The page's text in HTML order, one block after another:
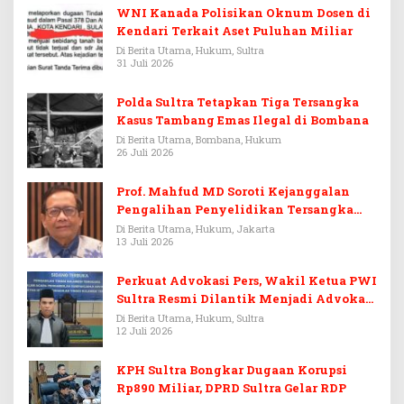
WNI Kanada Polisikan Oknum Dosen di
Kendari Terkait Aset Puluhan Miliar
Di Berita Utama, Hukum, Sultra
31 Juli 2026
Polda Sultra Tetapkan Tiga Tersangka
Kasus Tambang Emas Ilegal di Bombana
Di Berita Utama, Bombana, Hukum
26 Juli 2026
Prof. Mahfud MD Soroti Kejanggalan
Pengalihan Penyelidikan Tersangka
Febrie Adriansyah
Di Berita Utama, Hukum, Jakarta
13 Juli 2026
Perkuat Advokasi Pers, Wakil Ketua PWI
Sultra Resmi Dilantik Menjadi Advokat
PERADI
Di Berita Utama, Hukum, Sultra
12 Juli 2026
KPH Sultra Bongkar Dugaan Korupsi
Rp890 Miliar, DPRD Sultra Gelar RDP